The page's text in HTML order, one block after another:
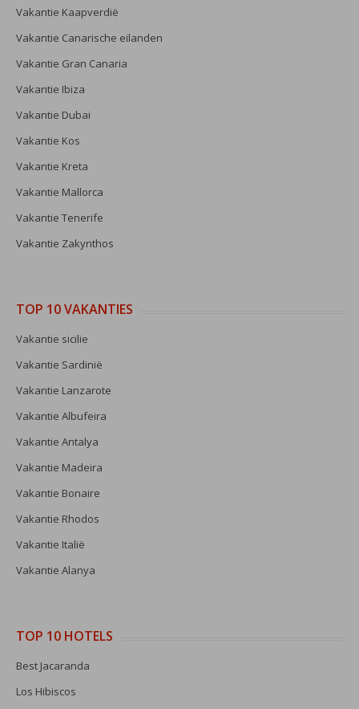
Vakantie Kaapverdië
Vakantie Canarische eilanden
Vakantie Gran Canaria
Vakantie Ibiza
Vakantie Dubai
Vakantie Kos
Vakantie Kreta
Vakantie Mallorca
Vakantie Tenerife
Vakantie Zakynthos
TOP 10 VAKANTIES
Vakantie sicilie
Vakantie Sardinië
Vakantie Lanzarote
Vakantie Albufeira
Vakantie Antalya
Vakantie Madeira
Vakantie Bonaire
Vakantie Rhodos
Vakantie Italië
Vakantie Alanya
TOP 10 HOTELS
Best Jacaranda
Los Hibiscos